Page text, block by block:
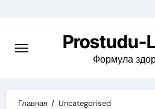
содержимому
Prostudu-
Формула
Главная
Uncategorised